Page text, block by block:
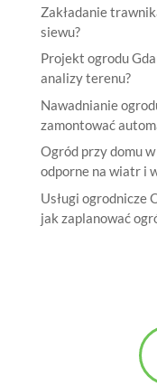
Zakładanie
siewu?
Projekt ogrodu
analizy terenu?
Nawadnianie
zamontować
Ogród przy domu
odporne na wiatr i
Usługi ogrodnicze
jak zaplanować